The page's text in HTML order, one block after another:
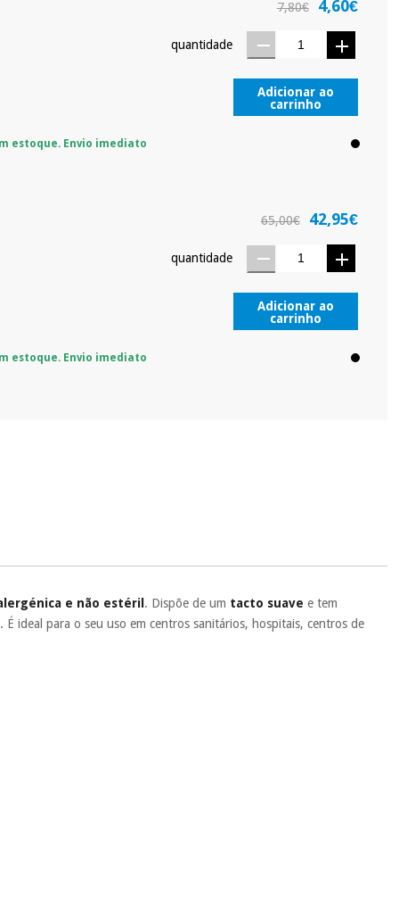
Pode adiantar o pagamento total ou parcial quando quiser,
Não vendemos os seus dados a terceiros nem o
7,80€ 4,60€
quantidade
Adicionar ao
carrinho
estoque. Envio imediato
65,00€ 42,95€
quantidade
Adicionar ao
carrinho
estoque. Envio imediato
e não estéril . Dispõe de um tacto suave e tem
. É ideal para o seu uso em centros sanitários, hospitais, centros de